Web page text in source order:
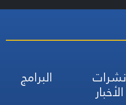
نشرات
الأخبار
البرامج